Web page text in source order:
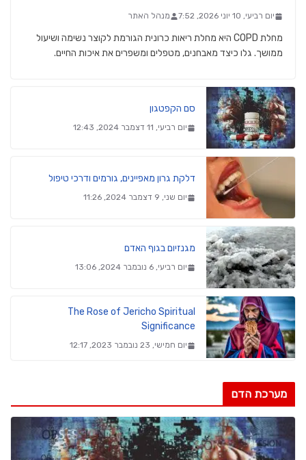
יום רביעי, 10 יוני 2026, 7:52 מנהל האתר
מחלת COPD היא מחלת ריאות כרונית הגורמת לקוצר נשימה ושיעול
ממושך. גלו כיצד מאבחנים, מטפלים ומשפרים את איכות החיים.
סם הקפטגון
יום רביעי, 11 דצמבר 2024, 12:43
דלקת גרון מאפיינים, גורמים ודרכי טיפול
יום שני, 9 דצמבר 2024, 11:26
מגנזיום בגוף האדם
יום רביעי, 6 נובמבר 2024, 13:06
The Rose of Jericho Spiritual
Significance
יום חמישי, 23 נובמבר 2023, 12:17
מערכת הדם